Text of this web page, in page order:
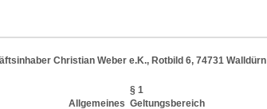
Christian Weber e.K., Rotbild 6, 74731 Walldürn
§ 1
Allgemeines  Geltungsbereich